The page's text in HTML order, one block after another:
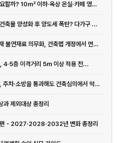
[법규] 온실 설치도 건축신고가 필요할까? 10㎡ 이하·옥상 온실·카페 영업...
물 양성화 후 양도세 폭탄? 다가구 ...
[법규] 지하주차장 마감재료·단열재 불연재료 의무화, 건축법 개정에서 먼저 봐야 할 것
층 이격거리 5m 이상 적용 전...
[법규] 호스텔 용도변경 허가 조건, 주차·소방을 통과해도 건축심의에서 막히는 이유
제외대상 총정리
편 - 2027·2028·2032년 변화 총정리